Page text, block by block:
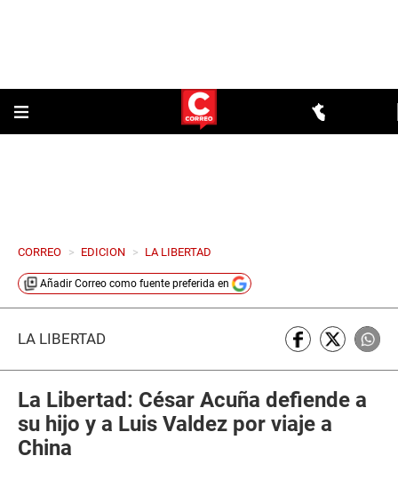
CORREO > EDICION > LA LIBERTAD
Añadir Correo como fuente preferida en
LA LIBERTAD
La Libertad: César Acuña defiende a
su hijo y a Luis Valdez por viaje a
China